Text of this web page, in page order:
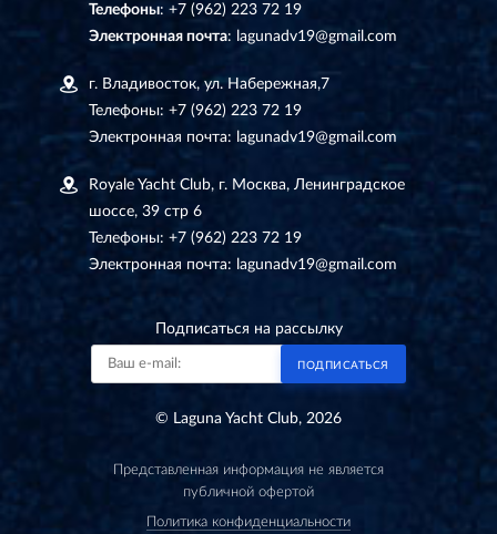
Телефоны: +7 (962) 223 72 19
Электронная почта: lagunadv19@gmail.com
г. Владивосток, ул. Набережная,7
Телефоны: +7 (962) 223 72 19
Электронная почта: lagunadv19@gmail.com
Royale Yacht Club, г. Москва, Ленинградское
шоссе, 39 стр 6
Телефоны: +7 (962) 223 72 19
Электронная почта: lagunadv19@gmail.com
Подписаться на рассылку
ПОДПИСАТЬСЯ
© Laguna Yacht Club, 2026
Представленная информация не является
публичной офертой
Политика конфиденциальности